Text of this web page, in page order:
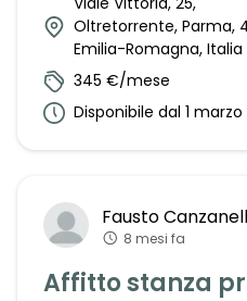
Oltretorrente, Parma,
Emilia-Romagna, Italia
345 €/mese
Disponibile dal 1 marzo
Fausto
8 mesi fa
Affitto stanza